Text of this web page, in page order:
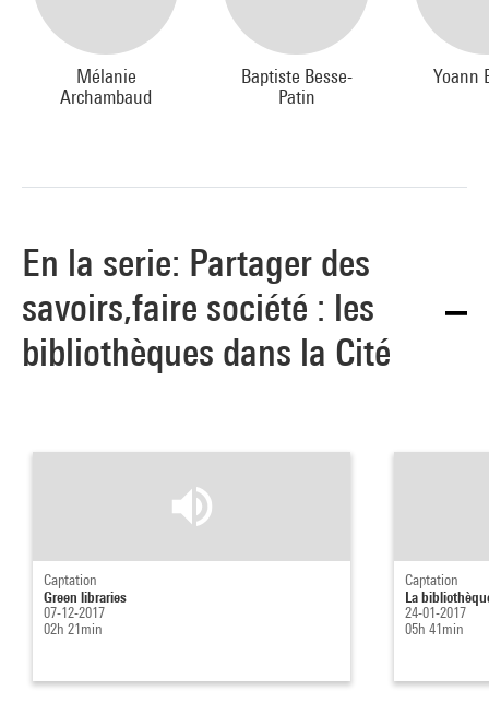
Mélanie
Archambaud
Baptiste Besse-
Patin
Yoann
En la serie: Partager des
savoirs,faire société : les
bibliothèques dans la Cité
Captation
Green libraries
07-12-2017
02h 21min
Captation
La
24-01-2017
05h 41min